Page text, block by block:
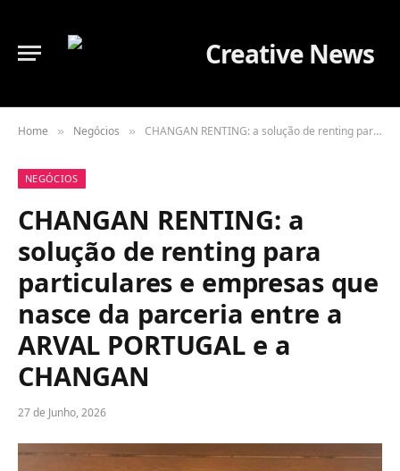
Home » Negócios » CHANGAN RENTING: a solução de renting para particulares e empresas que nasce da parceria entre a ARVAL PORTUGAL e a CHANGAN
NEGÓCIOS
CHANGAN RENTING: a
solução de renting para
particulares e empresas que
nasce da parceria entre a
ARVAL PORTUGAL e a
CHANGAN
27 de Junho, 2026